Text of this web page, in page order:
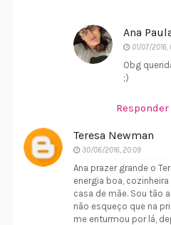
Ana
01/07/2016,
Obg
;)
Responder
Teresa Newman
30/06/2016, 20:09
Ana prazer grande o
energia boa,
casa de mãe. Sou tão
não esqueço que na
me enturmou por lá,